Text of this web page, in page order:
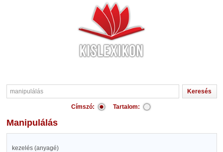
Címszó: Tartalom:
manipulálás
kezelés (anyagé)